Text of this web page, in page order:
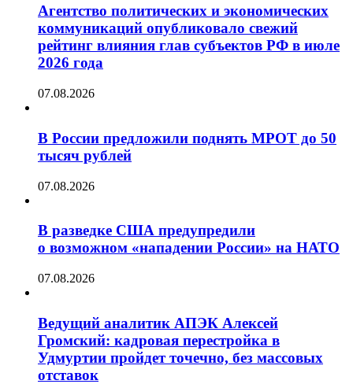
Агентство политических и экономических
коммуникаций опубликовало свежий
рейтинг влияния глав субъектов РФ в июле
2026 года
07.08.2026
В России предложили поднять МРОТ до 50
тысяч рублей
07.08.2026
В разведке США предупредили
о возможном «нападении России» на НАТО
07.08.2026
Ведущий аналитик АПЭК Алексей
Громский: кадровая перестройка в
Удмуртии пройдет точечно, без массовых
отставок